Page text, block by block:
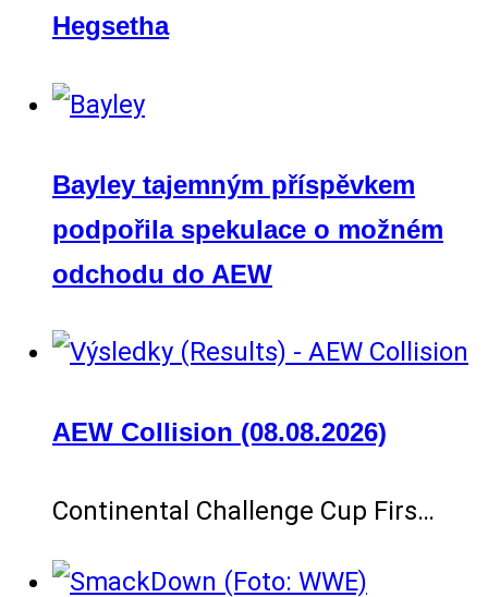
Hegsetha
Bayley tajemným příspěvkem
podpořila spekulace o možném
odchodu do AEW
AEW Collision (08.08.2026)
Continental Challenge Cup Firs…